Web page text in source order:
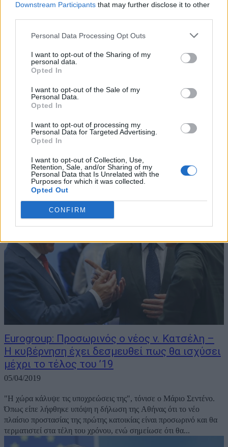
Downstream Participants that may further disclose it to other
Personal Data Processing Opt Outs
I want to opt-out of the Sharing of my
personal data.
Opted In
I want to opt-out of the Sale of my
Personal Data.
Opted In
I want to opt-out of processing my
Personal Data for Targeted Advertising.
Opted In
I want to opt-out of Collection, Use,
Retention, Sale, and/or Sharing of my
Personal Data that Is Unrelated with the
Purposes for which it was collected.
Opted Out
CONFIRM
Σεντένο: Όχι σε μείωση πλεονασμάτων, θα…
δούμε για το αφορολόγητο
"Πρέπει να μείνουμε σταθεροί σε αυτές στις δεσμεύσεις", ανέφερε
ο πρόεδρος του Eurogroup Μάριο Σεντένο μιλώντας στο Open TV
και στο Έθνος. Πρόσθεσε "δεν βλέπω γιατί να αλλάξει αυτό στο
κοντινό μέλλον". "Οι αποφάσεις σε επίπεδο προϋπολογισμού είναι
πάντα θέμα...
Eurogroup: Προσωρινός ο νέος ν. Κατσέλη –
Η κυβέρνηση έχει δεσμευθεί πως θα ισχύσει
μέχρι το τέλος του ’19
05/04/2019
"H χώρα κάλυψε τις υποχρεώσεις της", τόνισε ο Μάριο Σεντένο.
Όπως είπε λήφθηκε υπόψη η δήλωση της Αθήνας ότι το νέο
πλαίσιο προστασίας της πρώτης κατοικίας είναι προσωρινό και θα
τερματιστεί στα τέλη του χρόνου, ενώ σημείωσε ότι θα...